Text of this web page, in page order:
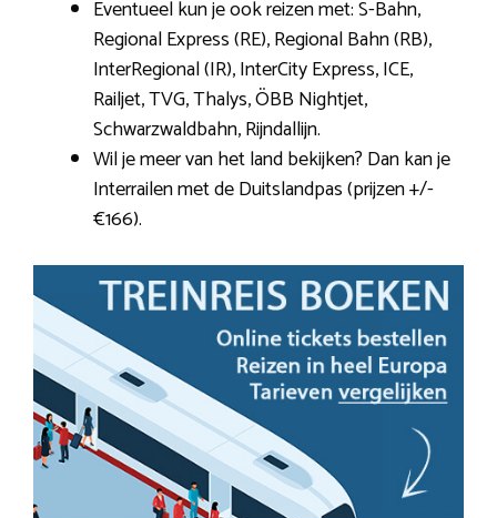
Eventueel kun je ook reizen met: S-Bahn,
Regional Express (RE), Regional Bahn (RB),
InterRegional (IR), InterCity Express, ICE,
Railjet, TVG, Thalys, ÖBB Nightjet,
Schwarzwaldbahn, Rijndallijn.
Wil je meer van het land bekijken? Dan kan je
Interrailen met de Duitslandpas (prijzen +/-
€166).